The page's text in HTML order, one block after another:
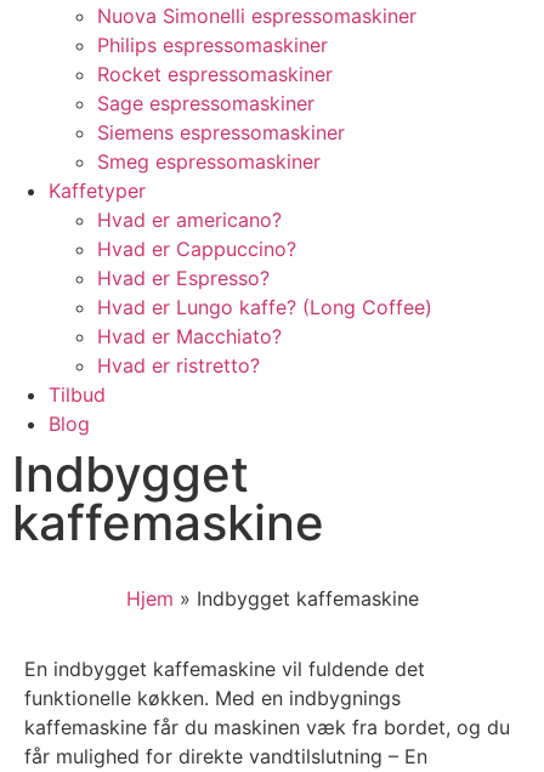
Nuova Simonelli espressomaskiner
Philips espressomaskiner
Rocket espressomaskiner
Sage espressomaskiner
Siemens espressomaskiner
Smeg espressomaskiner
Kaffetyper
Hvad er americano?
Hvad er Cappuccino?
Hvad er Espresso?
Hvad er Lungo kaffe? (Long Coffee)
Hvad er Macchiato?
Hvad er ristretto?
Tilbud
Blog
Indbygget
kaffemaskine
Hjem » Indbygget kaffemaskine
En indbygget kaffemaskine vil fuldende det
funktionelle køkken. Med en indbygnings
kaffemaskine får du maskinen væk fra bordet, og du
får mulighed for direkte vandtilslutning – En